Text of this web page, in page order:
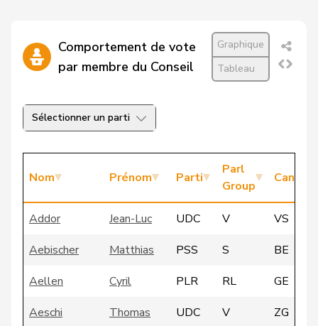
Comportement de vote
par membre du Conseil
Graphique
Tableau
Sélectionner un parti
Nom Prénom Parti
Parl
Group
Canton
Addor Jean-Luc UDC V
VS
Aebischer
Matthias PSS S
BE
Aellen
Cyril PLR RL
GE
Aeschi
Thomas UDC V
ZG